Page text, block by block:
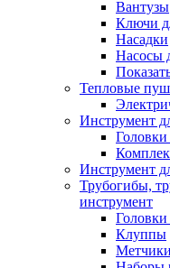
Вантузы
Ключи
Насадки
Насосы
Тепловые
Инструмент
Инструмент
Трубогибы,
инструмент
Головки
Клуппы
Метчики